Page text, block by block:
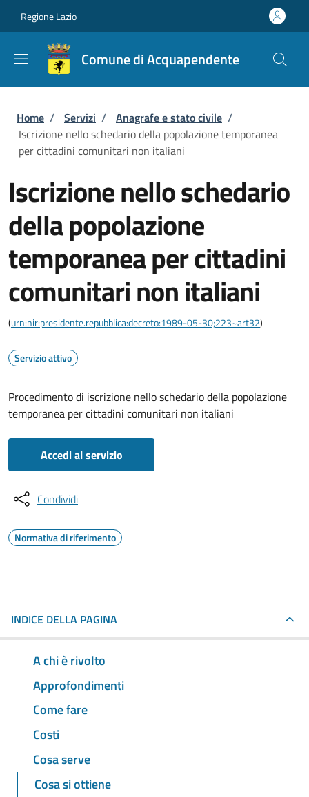
Regione Lazio
Comune di Acquapendente
Briciole di pane
Home / Servizi / Anagrafe e stato civile /
Iscrizione nello schedario della popolazione temporanea
per cittadini comunitari non italiani
Iscrizione nello schedario
della popolazione
temporanea per cittadini
comunitari non italiani
(urn:nir:presidente.repubblica:decreto:1989-05-30;223~art32)
Servizio attivo
Procedimento di iscrizione nello schedario della popolazione
temporanea per cittadini comunitari non italiani
Accedi al servizio
Condividi
Normativa di riferimento
INDICE DELLA PAGINA
A chi è rivolto
Approfondimenti
Come fare
Costi
Cosa serve
Cosa si ottiene